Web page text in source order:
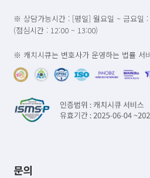
※ 상담가능시간 : [평일] 월요일 ~ 금요일
(점심시간 : 12:00 ~ 13:00)
※ 캐치시큐는 변호사가 운영하는 법률 서
문의